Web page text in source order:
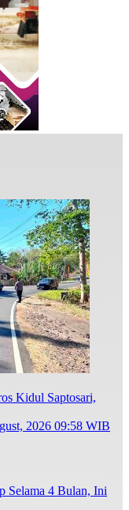
Kidul Saptosari,
2026 09:58 WIB
Selama 4 Bulan, Ini